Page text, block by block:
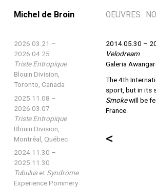
Michel de Broin OEUVRES
2026.03.21 –
2026.04.25
Triste Entropique
Blouin Division,
Toronto, Canada
2025.11.08 –
2026.03.07
Triste Entropique
Blouin Division,
Montréal, Québec
2024.11.30 –
2025.11.30
Tubuluset Syndrome
Experience Pommery
2014.05.30 –
Velodream
Galeria
The 4th
sport, but in its
Smokewill be
France.
<